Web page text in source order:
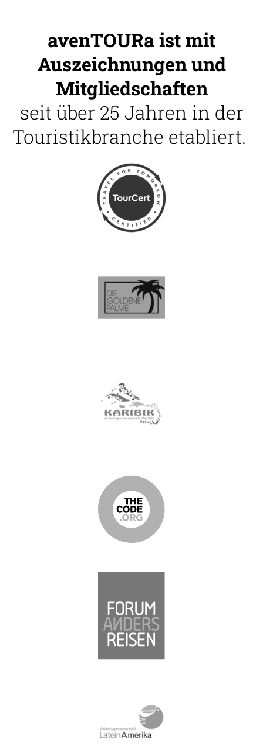
avenTOURa ist mit
Auszeichnungen und
Mitgliedschaften
seit über 25 Jahren in der
Touristikbranche etabliert.